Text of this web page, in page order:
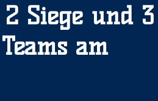
2 Siege und 3
am